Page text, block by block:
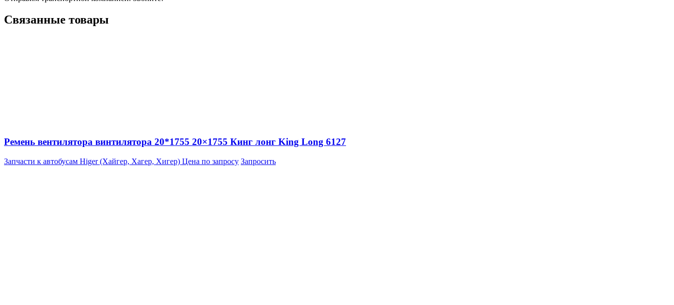
Связанные товары
Ремень вентилятора винтилятора 20*1755 20×1755 Кинг лонг King Long 6127
Запчасти к автобусам Higer (Хайгер, Хагер, Хигер) Цена по запросу Запросить